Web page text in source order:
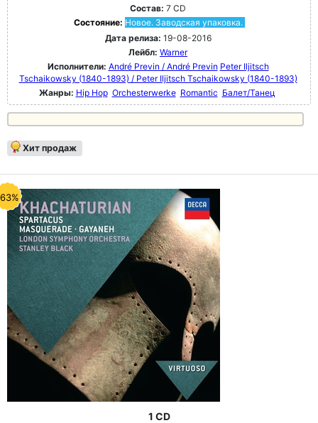
Состав: 7 CD
Состояние: Новое. Заводская упаковка.
Дата релиза: 19-08-2016
Лейбл: Warner
Исполнители: André Previn / André Previn Peter Iljitsch
Tschaikowsky (1840-1893) / Peter Iljitsch Tschaikowsky (1840-1893)
Жанры: Hip Hop Orchesterwerke Romantic Балет/Танец
Хит продаж
1 CD